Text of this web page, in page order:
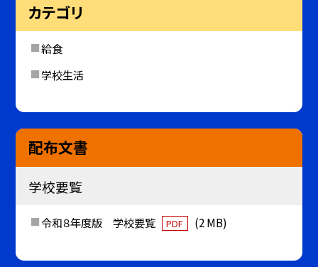
カテゴリ
給食
学校生活
配布文書
学校要覧
令和８年度版 学校要覧 PDF (2 MB)